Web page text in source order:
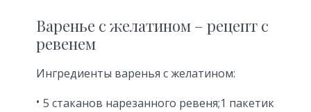
Варенье с желатином – рецепт с
ревенем
Ингредиенты варенья с желатином:
5 стаканов нарезанного ревеня;1 пакетик